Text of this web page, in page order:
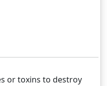
or toxins to destroy